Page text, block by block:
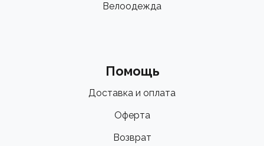
Велоодежда
Помощь
Доставка и оплата
Оферта
Возврат